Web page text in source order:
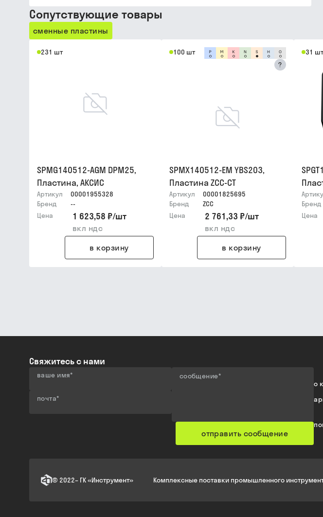
Сопутствующие товары
сменные пластины
231 шт
SPMG140512-AGM DPM25,
Пластина, АКСИС
Артикул
00001955328
Бренд
--
Цена
1 623,58 ₽/шт
вкл ндс
в корзину
100 шт
?
SPMX140512-EM YBS203,
Пластина ZCC-CT
Артикул
00001825695
Бренд
ZCC
Цена
2 761,33 ₽/шт
вкл ндс
в корзину
31 шт
Бренд
Цена
Свяжитесь с нами
ваше имя*
почта*
сообщение*
отправить сообщение
о
© 2022– ГК «Инструмент» Комплексные поставки промышленного